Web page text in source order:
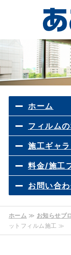
ホーム
フィルム
施工ギャ
料金/施工
お問い合
ホーム ≫ お知らせブ
ットフィルム施工 ≫